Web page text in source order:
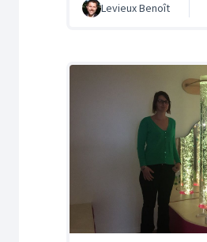
Levieux Benoît